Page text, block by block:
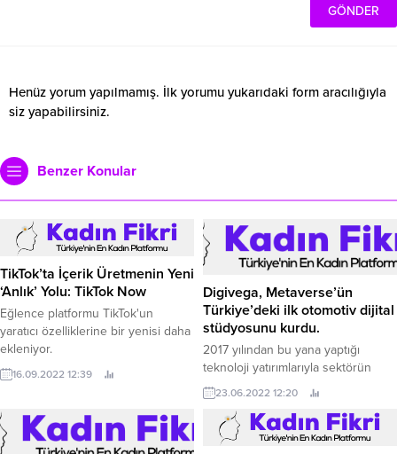
Henüz yorum yapılmamış. İlk yorumu yukarıdaki form aracılığıyla
siz yapabilirsiniz.
Benzer Konular
TikTok’ta İçerik Üretmenin Yeni
‘Anlık’ Yolu: TikTok Now
Eğlence platformu TikTok'un
yaratıcı özelliklerine bir yenisi daha
ekleniyor.
16.09.2022 12:39
Digivega, Metaverse’ün
Türkiye’deki ilk otomotiv dijital
stüdyosunu kurdu.
2017 yılından bu yana yaptığı
teknoloji yatırımlarıyla sektörün
önde gelen kuruluşları arasında yer
alan Digivega, Ford’un
teknolojideki öncü yaklaşımını bir
adım öteye taşıdı.
23.06.2022 12:20